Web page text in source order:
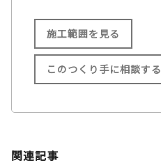
施工範囲を見る
施工範囲
このつくり手に相談する
関連記事